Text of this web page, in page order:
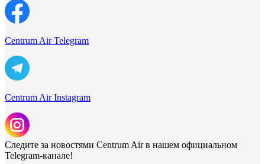
Centrum Air Telegram
Centrum Air Instagram
Следите за новостями Centrum Air в нашем официальном
Telegram-канале!